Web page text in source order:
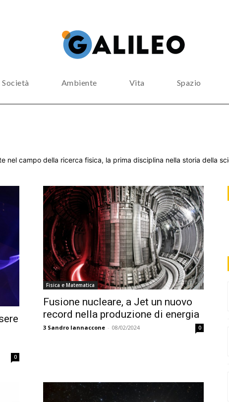
Società Ambiente Vita Spazio
nel campo della ricerca fisica, la prima disciplina nella storia della
0
Fisica e Matematica
Fusione nucleare, a Jet un nuovo
record nella produzione di energia
3 Sandro Iannaccone - 08/02/2024 0